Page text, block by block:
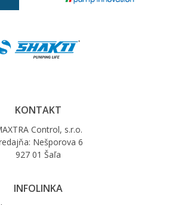
KONTAKT
Control, s.r.o.
Nešporova 6
927 01 Šaľa
INFOLINKA